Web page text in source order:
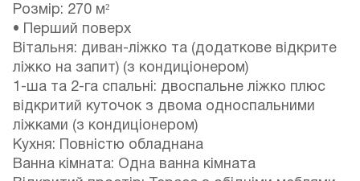
Розмір: 270 м²
• Перший поверх
Вітальня: диван-ліжко та (додаткове відкрите
ліжко на запит) (з кондиціонером)
1-ша та 2-га спальні: двоспальне ліжко плюс
відкритий куточок з двома односпальними
ліжками (з кондиціонером)
Кухня: Повністю обладнана
Ванна кімната: Одна ванна кімната